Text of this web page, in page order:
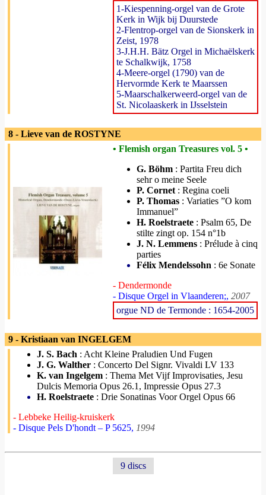
1-Kiespenning-orgel van de Grote
Kerk in Wijk bij Duurstede
2-Flentrop-orgel van de Sionskerk in
Zeist, 1978
3-J.H.H. Bätz Orgel in Michaëlskerk
te Schalkwijk, 1758
4-Meere-orgel (1790) van de
Hervormde Kerk te Maarssen
5-Maarschalkerweerd-orgel van de
St. Nicolaaskerk in IJsselstein
8 - Lieve van de ROSTYNE
• Flemish organ Treasures vol. 5 •
G. Böhm : Partita Freu dich
sehr o meine Seele
P. Cornet : Regina coeli
P. Thomas : Variaties ”O kom
Immanuel”
H. Roelstraete : Psalm 65, De
stilte zingt op. 154 n°1b
J. N. Lemmens : Prélude à cinq
parties
Félix Mendelssohn : 6e Sonate
- Dendermonde
- Disque Orgel in Vlaanderen;, 2007
orgue ND de Termonde : 1654-2005
9 - Kristiaan van INGELGEM
J. S. Bach : Acht Kleine Praludien Und Fugen
J. G. Walther : Concerto Del Signr. Vivaldi LV 133
K. van Ingelgem : Thema Met Vijf Improvisaties, Jesu
Dulcis Memoria Opus 26.1, Impressie Opus 27.3
H. Roelstraete : Drie Sonatinas Voor Orgel Opus 66
- Lebbeke Heilig-kruiskerk
- Disque Pels D'hondt – P 5625, 1994
9 discs